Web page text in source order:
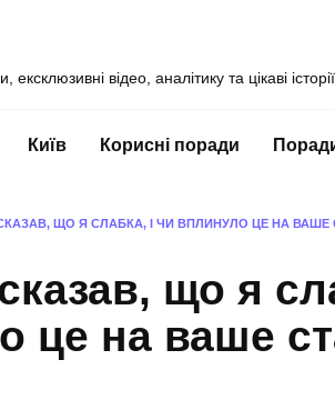
ексклюзивні відео, аналітику та цікаві
Київ Корисні поради
ЩО Я СЛАБКА, І ЧИ ВПЛИНУЛО ЦЕ НА ВАШЕ
що я
це на ваше